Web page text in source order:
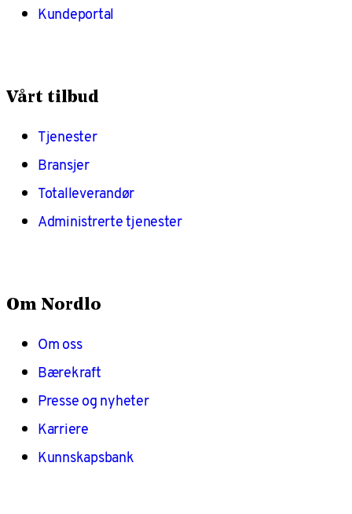
Kundeportal
Vårt tilbud
Tjenester
Bransjer
Totalleverandør
Administrerte tjenester
Om Nordlo
Om oss
Bærekraft
Presse og nyheter
Karriere
Kunnskapsbank